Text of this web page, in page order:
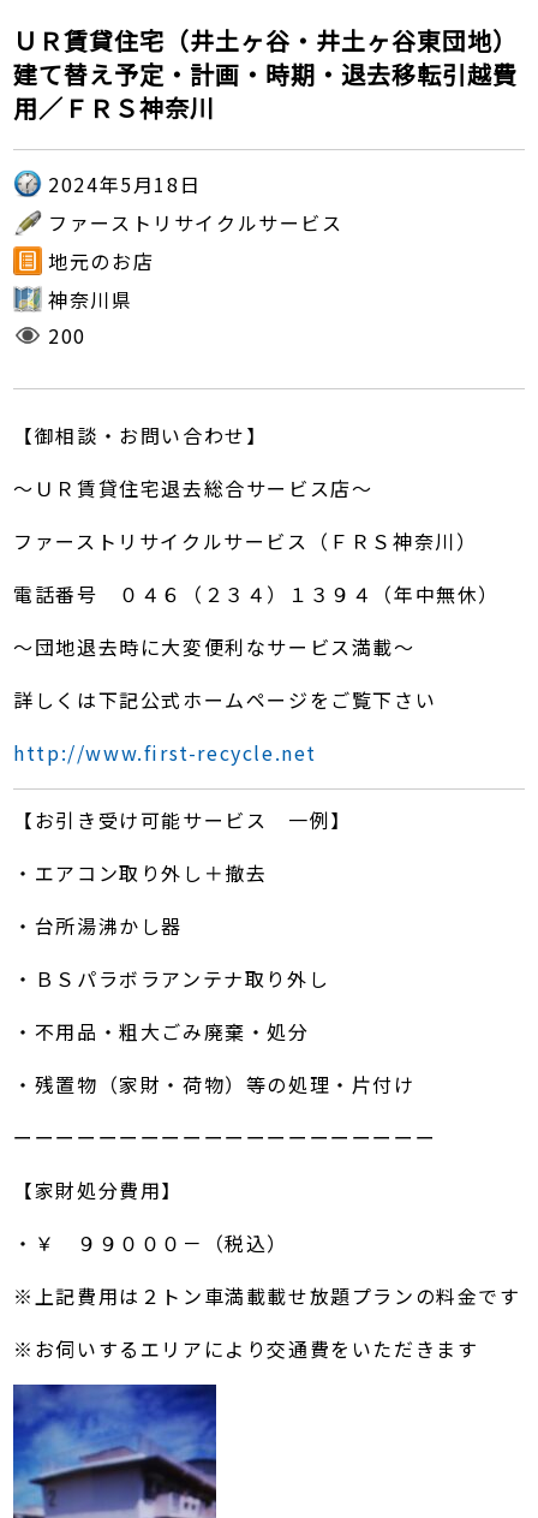
ＵＲ賃貸住宅（井土ヶ谷・井土ヶ谷東団地）
建て替え予定・計画・時期・退去移転引越費
用／ＦＲＳ神奈川
2024年5月18日
ファーストリサイクルサービス
地元のお店
神奈川県
200
【御相談・お問い合わせ】
～ＵＲ賃貸住宅退去総合サービス店～
ファーストリサイクルサービス（ＦＲＳ神奈川）
電話番号 ０４６（２３４）１３９４（年中無休）
～団地退去時に大変便利なサービス満載～
詳しくは下記公式ホームページをご覧下さい
http://www.first-recycle.net
【お引き受け可能サービス 一例】
・エアコン取り外し＋撤去
・台所湯沸かし器
・ＢＳパラボラアンテナ取り外し
・不用品・粗大ごみ廃棄・処分
・残置物（家財・荷物）等の処理・片付け
ーーーーーーーーーーーーーーーーーーーー
【家財処分費用】
・￥ ９９０００－（税込）
※上記費用は２トン車満載載せ放題プランの料金です
※お伺いするエリアにより交通費をいただきます